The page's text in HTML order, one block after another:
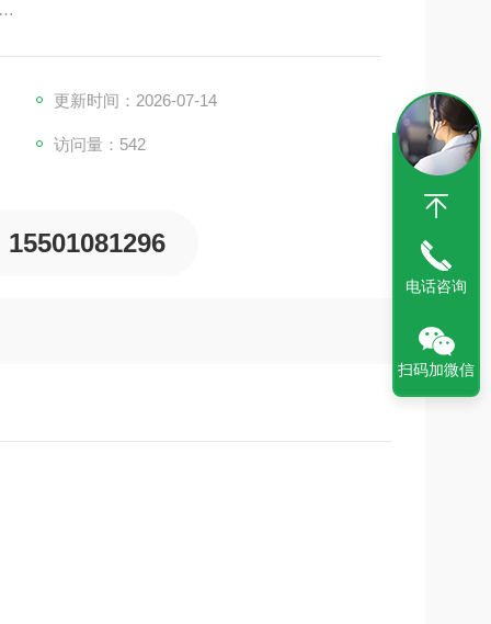
更新时间：2026-07-14
访问量：542
15501081296
电话咨询
扫码加微信